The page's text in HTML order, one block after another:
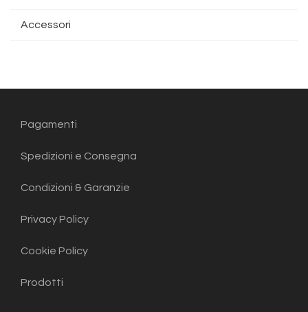
Accessori
Pagamenti
Spedizioni e Consegna
Condizioni & Garanzie
Privacy Policy
Cookie Policy
Prodotti